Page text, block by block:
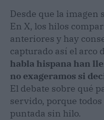
Desde que la imagen
En X, los hilos
anteriores y hay
capturado así el arco
habla hispana han
no exageramos si
El debate sobre qué
servido, porque
puntada sin hilo.